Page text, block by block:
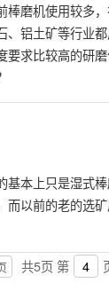
棒磨机使用较多
、铝土矿等行业
要求比较高的研
基本上只是湿式
而以前的老的选
共5页 第